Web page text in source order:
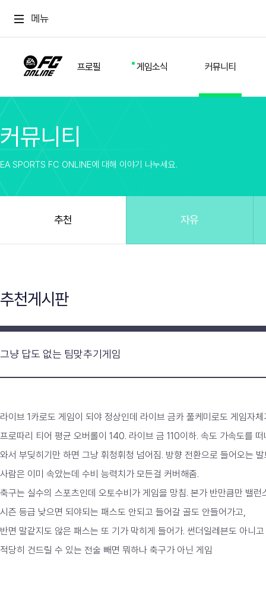
메뉴
프로필 게임소식 커뮤니티
스쿼드
커뮤니티
방명록
업데이트
유저 가이드
게임 플레이 버그 제보
커뮤니티
EA SPORTS FC ONLINE에 대해 이야기 나누세요.
추천 자유
추천게시판
그냥 답도 없는 팀맞추기게임
라이브 1카로도 게임이 되야 정상인데 라이브 금카 풀케미로도 게임자
프로따리 티어 평균 오버롤이 140. 라이브 금 110이하. 속도 가속도를
와서 부딪히기만 하면 그냥 휘청휘청 넘어짐. 방향 전환으로 들어오는
사람은 이미 속았는데 수비 능력치가 모든걸 커버해줌.
축구는 실수의 스포츠인데 오토수비가 게임을 망침. 본가 반만큼만 밸
시즌 등급 낮으면 되야되는 패스도 안되고 들어갈 골도 안들어가고,
반면 말같지도 않은 패스는 또 기가 막히게 들어가. 썬더일레븐도 아니
적당히 건드릴 수 있는 전술 빼면 뭐하나 축구가 아닌 게임